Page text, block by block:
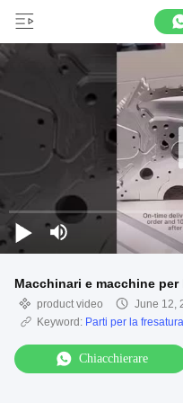
Macchinari e macchine
product video
June 12,
Keyword: Parti per la
Chiacchierare